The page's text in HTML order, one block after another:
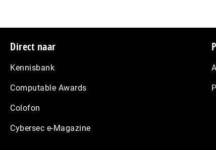
Footer
Direct naar
Kennisbank
Computable Awards
Colofon
Cybersec e-Magazine